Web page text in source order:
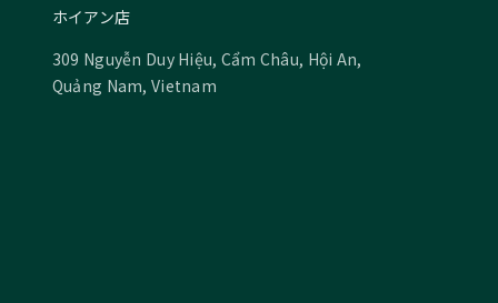
ホイアン店
309 Nguyễn Duy Hiệu, Cẩm Châu, Hội An,
Quảng Nam, Vietnam